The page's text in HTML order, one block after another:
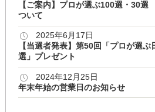
【ご案内】プロが選ぶ100選・30
ついて
2025年6月17日
【当選者発表】第50回「プロが選
選」プレゼント
2024年12月25日
年末年始の営業日のお知らせ